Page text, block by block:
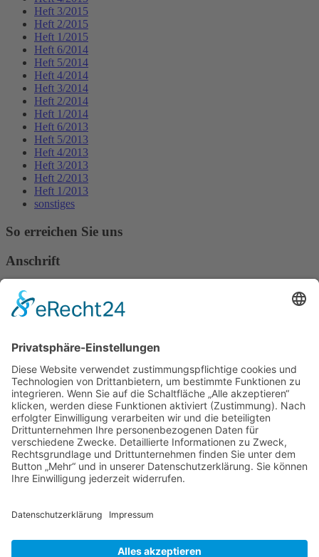
Heft 3/2015
Heft 2/2015
Heft 1/2015
Heft 6/2014
Heft 5/2014
Heft 4/2014
Heft 3/2014
Heft 2/2014
Heft 1/2014
Heft 6/2013
Heft 5/2013
Heft 4/2013
Heft 3/2013
Heft 2/2013
Heft 1/2013
sonstiges
So erreichen Sie uns
Anschrift
Verband Deutscher Tierheilpraktiker e.V.
Verbandsverwaltung
Am Rosenbraken 12
E-Mail
Diese E-Mail-Adresse ist vor Spambots geschützt! Zur Anzeige
muss JavaScript eingeschaltet sein!
Diese E-Mail-Adresse ist vor Spambots geschützt! Zur Anzeige
muss JavaScript eingeschaltet sein!
Telefon Service-Team
Tel: 0261-1349 5200
Tel: 0172-546 19 20